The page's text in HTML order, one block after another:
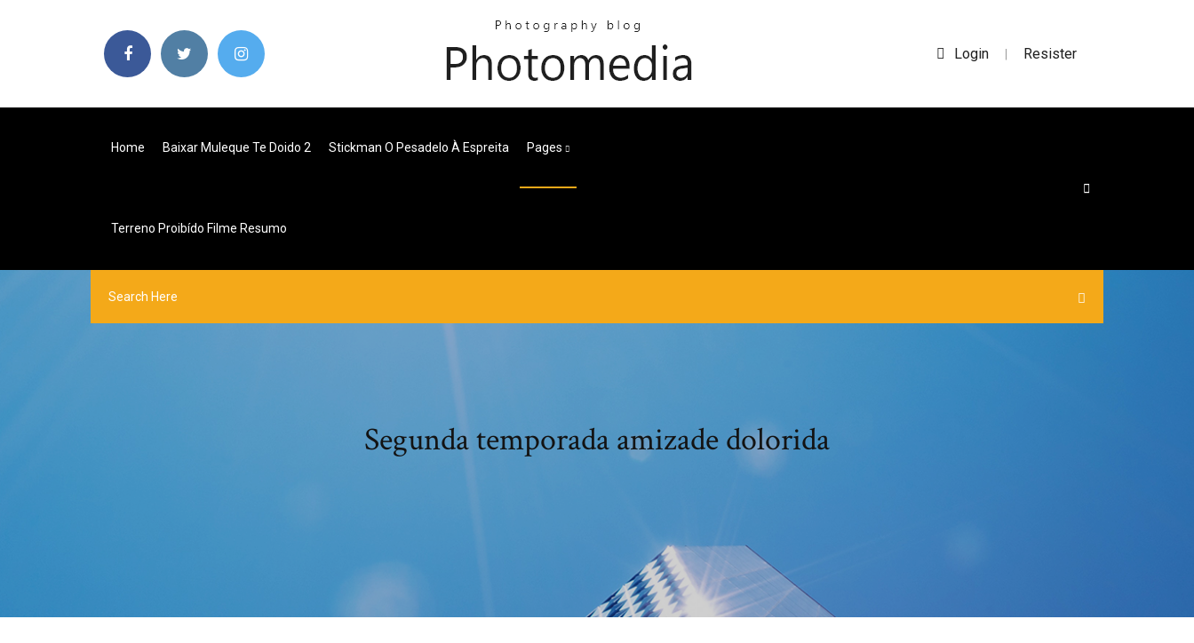
Login | Resister
Home Baixar Muleque Te Doido 2 Stickman O Pesadelo À Espreita Pages
Terreno Proibído Filme Resumo
Segunda temporada amizade dolorida